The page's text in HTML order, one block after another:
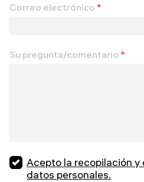
Correo electrónico *
Su pregunta/comentario *
Acepto la recopilación
datos personales.